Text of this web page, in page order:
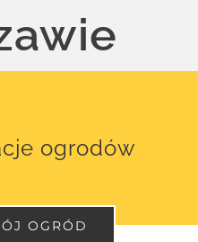
ogrodów
OGRÓD